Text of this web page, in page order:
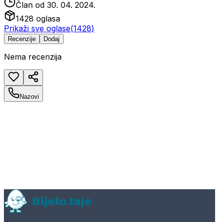
Član od 30. 04. 2024.
1428 oglasa
Prikaži sve oglase(1428)
Recenzije Dodaj
Nema recenzija
Nazovi